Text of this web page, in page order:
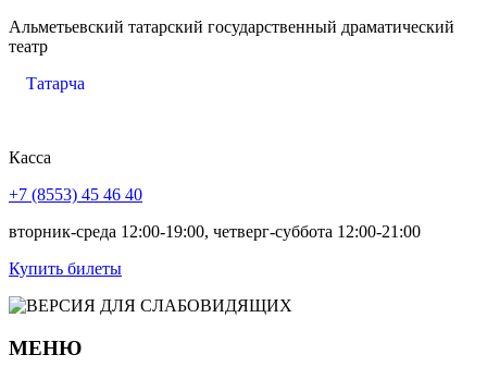
Альметьевский татарский государственный драматический
театр
Татарча
Касса
+7 (8553) 45 46 40
вторник-среда 12:00-19:00, четверг-суббота 12:00-21:00
Купить билеты
МЕНЮ